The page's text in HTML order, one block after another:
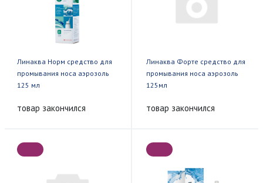
Линаква Норм средство для
промывания носа аэрозоль
125 мл
товар закончился
Линаква Форте средство для
промывания носа аэрозоль
125мл
товар закончился